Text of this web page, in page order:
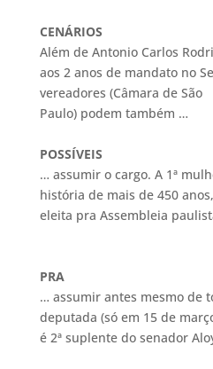
CENÁRIOS
Além de Antonio Carlos
aos 2 anos de mandato no
vereadores (Câmara de São
Paulo) podem também …
POSSÍVEIS
… assumir o cargo. A 1ª
história de mais de 450
eleita pra Assembleia
PRA
… assumir antes mesmo de
deputada (só em 15 de
é 2ª suplente do senador